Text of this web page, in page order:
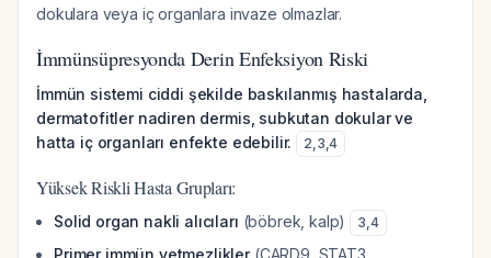
dokulara veya iç organlara invaze olmazlar.
İmmünsüpresyonda Derin Enfeksiyon Riski
İmmün sistemi ciddi şekilde baskılanmış hastalarda,
dermatofitler nadiren dermis, subkutan dokular ve
hatta iç organları enfekte edebilir.
2,3,4
Yüksek Riskli Hasta Grupları:
Solid organ nakli alıcıları (böbrek, kalp) 3,4
Primer immün yetmezlikler(CARD9, STAT3